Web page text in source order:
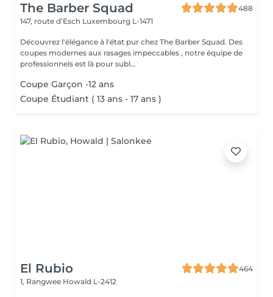
The Barber Squad
488
147, route d’Esch Luxembourg L-1471
Découvrez l'élégance à l'état pur chez The Barber Squad. Des
coupes modernes aux rasages impeccables , notre équipe de
professionnels est là pour subl...
Coupe Garçon -12 ans
Coupe Étudiant ( 13 ans - 17 ans )
El Rubio
464
1, Rangwee Howald L-2412